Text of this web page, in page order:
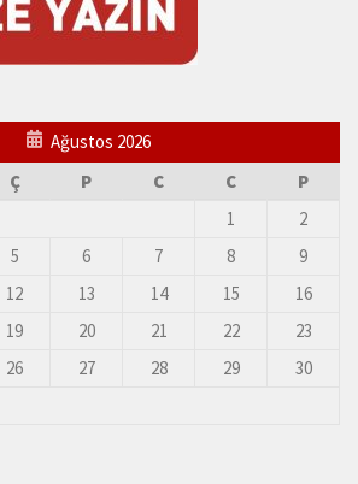
Ağustos 2026
Ç P C C
P
1
2
5 6 7 8
9
12 13 14 15
16
19 20 21 22
23
26 27 28 29
30